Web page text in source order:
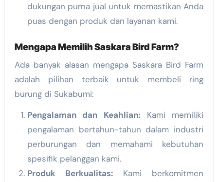
dukungan purna jual untuk memastikan Anda
puas dengan produk dan layanan kami.
Mengapa Memilih Saskara Bird Farm?
Ada banyak alasan mengapa Saskara Bird Farm
adalah pilihan terbaik untuk membeli ring
burung di Sukabumi:
Pengalaman dan Keahlian: Kami memiliki
pengalaman bertahun-tahun dalam industri
perburungan dan memahami kebutuhan
spesifik pelanggan kami.
Produk Berkualitas:Kami berkomitmen